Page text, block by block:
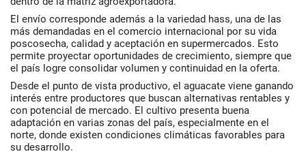
El envío corresponde además a la variedad hass, una de las
más demandadas en el comercio internacional por su vida
poscosecha, calidad y aceptación en supermercados. Esto
permite proyectar oportunidades de crecimiento, siempre que
el país logre consolidar volumen y continuidad en la oferta.
Desde el punto de vista productivo, el aguacate viene ganando
interés entre productores que buscan alternativas rentables y
con potencial de mercado. El cultivo presenta buena
adaptación en varias zonas del país, especialmente en el
norte, donde existen condiciones climáticas favorables para
su desarrollo.